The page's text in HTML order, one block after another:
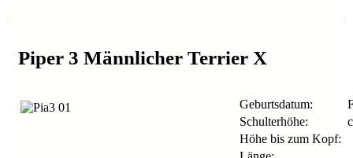
Piper 3 Männlicher Terrier X
Geburtsdatum:
Schulterhöhe:
Höhe bis zum Kopf: